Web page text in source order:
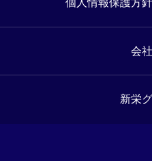
個人情報保護方
会
新栄